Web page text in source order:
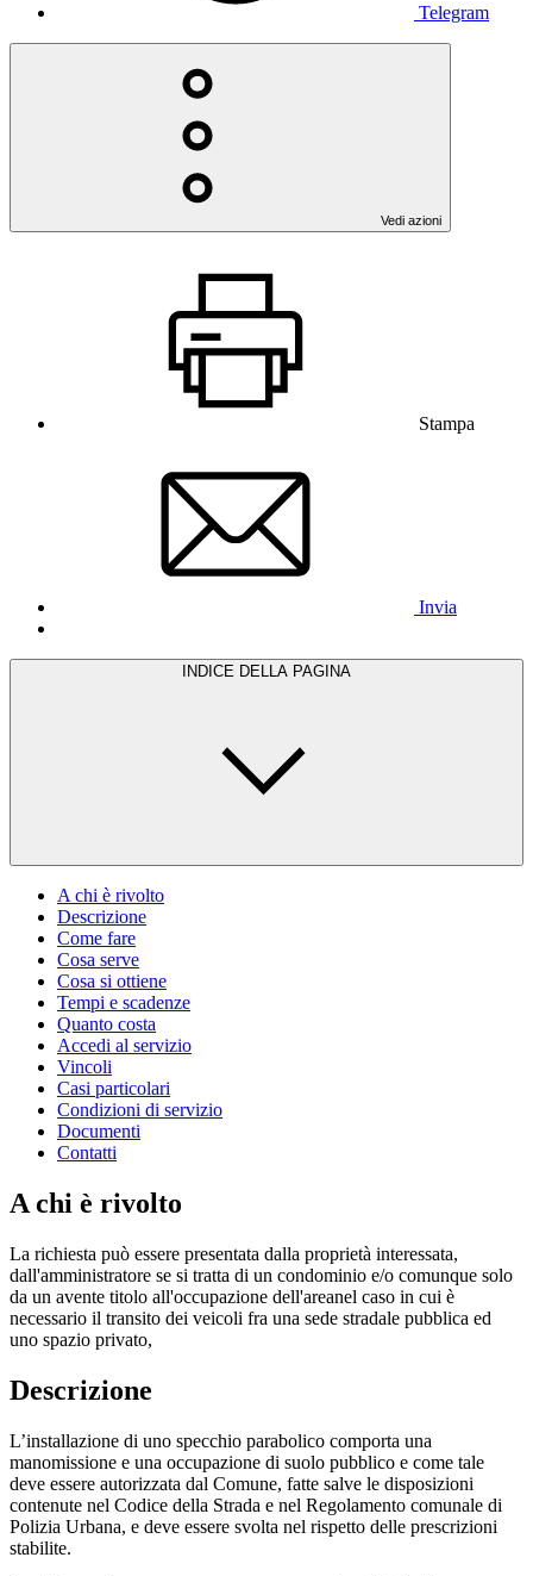
Telegram
Vedi azioni
Stampa
Invia
INDICE DELLA PAGINA
A chi è rivolto
Descrizione
Come fare
Cosa serve
Cosa si ottiene
Tempi e scadenze
Quanto costa
Accedi al servizio
Vincoli
Casi particolari
Condizioni di servizio
Documenti
Contatti
A chi è rivolto
La richiesta può essere presentata dalla proprietà interessata,
dall'amministratore se si tratta di un condominio e/o comunque solo
da un avente titolo all'occupazione dell'areanel caso in cui è
necessario il transito dei veicoli fra una sede stradale pubblica ed
uno spazio privato,
Descrizione
L’installazione di uno specchio parabolico comporta una
manomissione e una occupazione di suolo pubblico e come tale
deve essere autorizzata dal Comune, fatte salve le disposizioni
contenute nel Codice della Strada e nel Regolamento comunale di
Polizia Urbana, e deve essere svolta nel rispetto delle prescrizioni
stabilite.